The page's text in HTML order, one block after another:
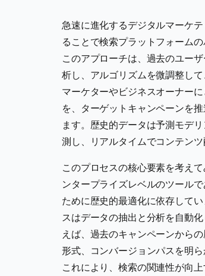
急速に進化するデジタルマーケ
ることで検索プラットフォーム
このアプローチは、過去のユー
析し、アルゴリズムを微調整し
マーケターやビジネスオーナー
を、ターゲットキャンペーンを
ます。歴史的データは予測モデ
測し、リアルタイムでコンテン
このプロセスの核心要素を考え
ンタープライズレベルのツール
ために歴史的最適化に依存して
スはデータの抽出と分析を自動
えば、過去のキャンペーンから
形式、コンバージョンパスを明
これにより、検索の関連性が向